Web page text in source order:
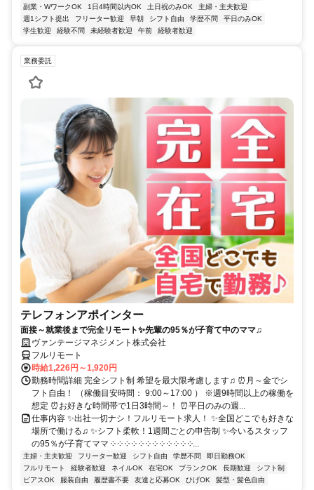
副業・WワークOK
1日4時間以内OK 土日祝のみOK
主婦・主夫歓迎
週1シフト提出
フリーター歓迎 早朝 シフト自由 学歴不問
平日のみOK
学生歓迎
経験不問 未経験者歓迎 午前 経験者歓迎
業務委託
テレフォンアポインター
面接～就業後まで完全リモート✨先輩の95％が子育て中のママ♫
ヴァンテージマネジメント株式会社
フルリモート
時給1,226円～1,920円
勤務時間詳細 完全シフト制 希望を最大限考慮します♫ ⏰月～金でシ
フト自由！ （稼働目安時間： 9:00～17:00 ） ※週9時間以上の稼働を
想定 ⏰お好きな時間帯で1日3時間～！ ⏰平日のみの週...
仕事内容 ✨出社一切ナシ！フルリモート求人！ ✨全国どこでも好きな
場所で働ける♫ ✨シフト柔軟！1週間ごとの申告制 ✨今いるスタッフ
の95％が子育てママ ༶ ༶ ༶ ༶ ༶ ༶ ༶ ༶ ༶ ༶ ༶ ༶...
主婦・主夫歓迎 フリーター歓迎 シフト自由 学歴不問
即日勤務OK
フルリモート
経験者歓迎 ネイルOK 在宅OK ブランクOK 長期歓迎
シフト制
ピアスOK
服装自由 履歴書不要 友達と応募OK ひげOK 髪型・髪色自由